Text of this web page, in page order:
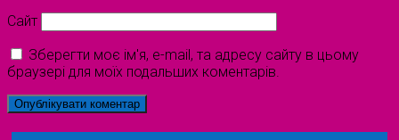
Сайт
Зберегти моє ім'я, e-mail, та адресу сайту в цьому
браузері для моїх подальших коментарів.